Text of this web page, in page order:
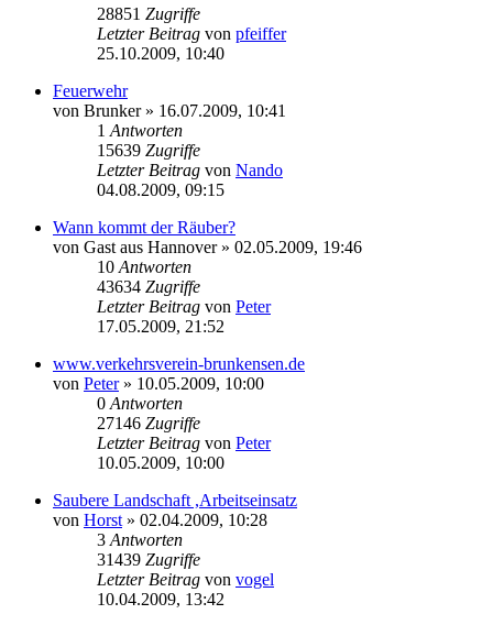
28851 Zugriffe
Letzter Beitrag von pfeiffer
25.10.2009, 10:40
Feuerwehr
von Brunker» 16.07.2009, 10:41
1 Antworten
15639 Zugriffe
Letzter Beitrag von Nando
04.08.2009, 09:15
Wann kommt der Räuber?
von Gast aus Hannover» 02.05.2009, 19:46
10 Antworten
43634 Zugriffe
Letzter Beitrag von Peter
17.05.2009, 21:52
www.verkehrsverein-brunkensen.de
von Peter» 10.05.2009, 10:00
0 Antworten
27146 Zugriffe
Letzter Beitrag von Peter
10.05.2009, 10:00
Saubere Landschaft ,Arbeitseinsatz
von Horst » 02.04.2009, 10:28
3 Antworten
31439 Zugriffe
Letzter Beitrag von vogel
10.04.2009, 13:42